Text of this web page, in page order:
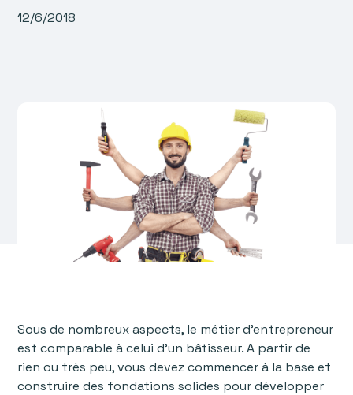
12/6/2018
Sous de nombreux aspects, le métier d’entrepreneur
est comparable à celui d'un bâtisseur. A partir de
rien ou très peu, vous devez commencer à la base et
construire des fondations solides pour développer